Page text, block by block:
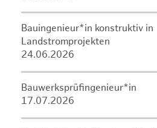
Bauingenieur*in konstruktiv in
Landstromprojekten
24.06.2026
Bauwerksprüfingenieur*in
17.07.2026